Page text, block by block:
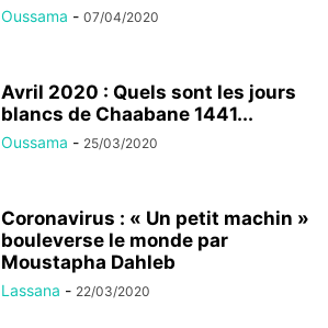
Oussama - 07/04/2020
Avril 2020 : Quels sont les jours
blancs de Chaabane 1441...
Oussama - 25/03/2020
Coronavirus : « Un petit machin »
bouleverse le monde par
Moustapha Dahleb
Lassana - 22/03/2020